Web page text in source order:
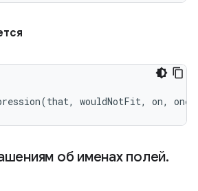
wouldNotFit, on,
об именах полей.